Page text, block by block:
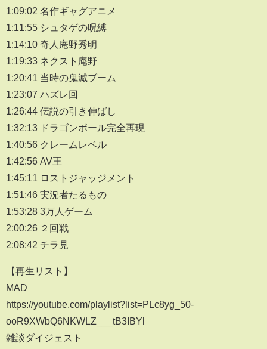
1:09:02 名作ギャグアニメ
1:11:55 シュタゲの呪縛
1:14:10 奇人庵野秀明
1:19:33 ネクスト庵野
1:20:41 当時の鬼滅ブーム
1:23:07 ハズレ回
1:26:44 伝説の引き伸ばし
1:32:13 ドラゴンボール完全再現
1:40:56 クレームレベル
1:42:56 AV王
1:45:11 ロストジャッジメント
1:51:46 実況者たるもの
1:53:28 3万人ゲーム
2:00:26 ２回戦
2:08:42 チラ見
【再生リスト】
MAD
https://youtube.com/playlist?list=PLc8yg_50-
ooR9XWbQ6NKWLZ___tB3IBYl
雑談ダイジェスト